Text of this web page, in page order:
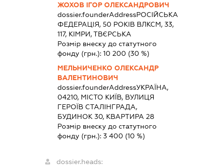
ЖОХОВ ІГОР ОЛЕКСАНДРОВИЧ
dossier.founderAddressРОСІЙСЬКА
ФЕДЕРАЦІЯ, 50 РОКІВ ВЛКСМ, 33,
117, КІМРИ, ТВЄРСЬКА
Розмір внеску до статутного
фонду (грн.):10 200 (30 %)
МЕЛЬНИЧЕНКО ОЛЕКСАНДР
ВАЛЕНТИНОВИЧ
dossier.founderAddressУКРАЇНА,
04210, МІСТО КИЇВ, ВУЛИЦЯ
ГЕРОЇВ СТАЛІНГРАДА,
БУДИНОК 30, КВАРТИРА 28
Розмір внеску до статутного
фонду (грн.):3 400 (10 %)
dossier.heads: